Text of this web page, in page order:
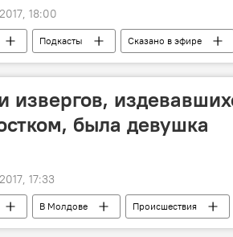
18:00
Подкасты Сказано в эфире
теракт
извергов,
была девушка
17:33
В Молдове Происшествия
сексуальное насилие